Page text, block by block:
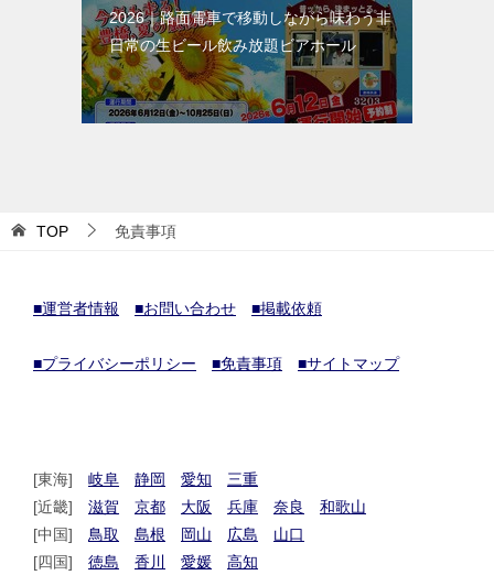
2026｜路面電車で移動しながら味わう非
日常の生ビール飲み放題ビアホール
TOP 免責事項
■運営者情報 ■お問い合わせ ■掲載依頼
■プライバシーポリシー ■免責事項 ■サイトマップ
[東海] 岐阜 静岡 愛知
三重
[近畿] 滋賀 京都 大阪 兵庫 奈良
和歌山
[中国] 鳥取 島根 岡山 広島
山口
[四国] 徳島 香川 愛媛 高知